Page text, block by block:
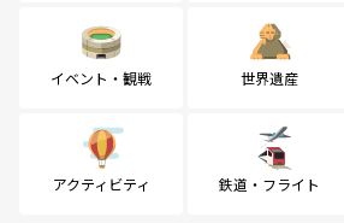
イベント・観戦 世界遺産
アクティビティ 鉄道・フライト